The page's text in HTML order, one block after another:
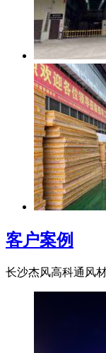
客户案例
长沙杰风高科通风